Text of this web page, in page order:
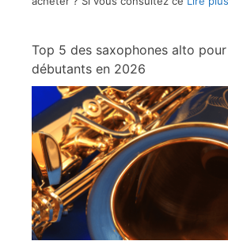
Top 5 des saxophones alto
débutants en 2026